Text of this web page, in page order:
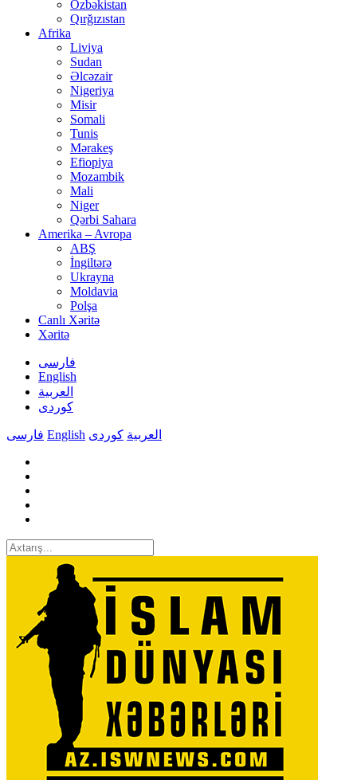
Özbəkistan
Qırğızıstan
Afrika
Liviya
Sudan
Əlcəzair
Nigeriya
Misir
Somali
Tunis
Mərakeş
Efiopiya
Mozambik
Mali
Niger
Qərbi Sahara
Amerika – Avropa
ABŞ
İngiltərə
Ukrayna
Moldavia
Polşa
Canlı Xəritə
Xəritə
فارسی
English
العربیة
کوردی
فارسی English العربیة کوردی